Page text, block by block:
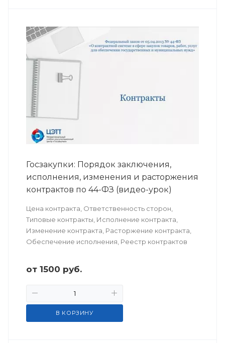
Госзакупки: Порядок заключения,
исполнения, изменения и расторжения
контрактов по 44-ФЗ (видео-урок)
Цена контракта, Ответственность сторон,
Типовые контракты, Исполнение контракта,
Изменение контракта, Расторжение контракта,
Обеспечение исполнения, Реестр контрактов
от 1500 руб.
В КОРЗИНУ